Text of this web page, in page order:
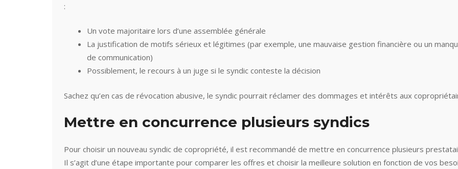
:
Un vote majoritaire lors d’une assemblée générale
La justification de motifs sérieux et légitimes (par exemple, une mauvaise gestion financière ou un
de communication)
Possiblement, le recours à un juge si le syndic conteste la décision
Sachez qu’en cas de révocation abusive, le syndic pourrait réclamer des dommages et intérêts aux
Mettre en concurrence plusieurs syndics
Pour choisir un nouveau syndic de copropriété, il est recommandé de mettre en concurrence plusieurs
Il s’agit d’une étape importante pour comparer les offres et choisir la meilleure solution en fonction de vos